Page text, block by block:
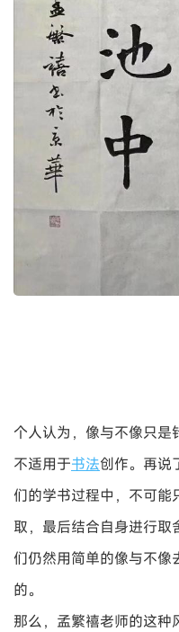
个人认为，像与不像只
不适用于书法创作。再说
们的学书过程中，不可能
取，最后结合自身进行取
们仍然用简单的像与不像
的。
那么，孟繁禧老师的这种